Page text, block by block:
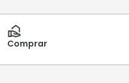
Comprar